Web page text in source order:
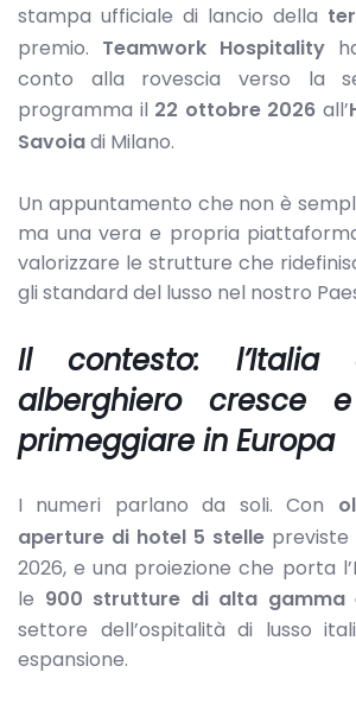
stampa ufficiale di lancio della
premio. Teamwork Hospitality
conto alla rovescia verso la
programma il 22 ottobre 2026 all’
Savoiadi Milano.
Un appuntamento che non è
ma una vera e propria
valorizzare le strutture che
gli standard del lusso nel nostro
Il contesto: l’Italia
alberghiero cresce
primeggiare in Europa
I numeri parlano da soli. Con
aperture di hotel 5 stellepreviste
2026, e una proiezione che porta
le 900 strutture di alta gamma
settore dell’ospitalità di lusso
espansione.